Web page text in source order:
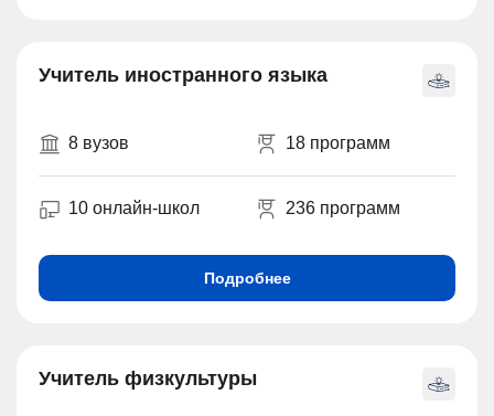
Учитель иностранного языка
8 вузов 18 программ
10 онлайн-школ 236 программ
Подробнее
Учитель физкультуры